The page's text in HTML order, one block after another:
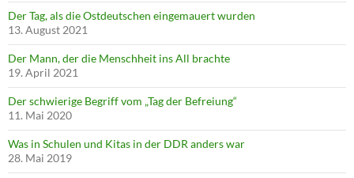
Der Tag, als die Ostdeutschen eingemauert wurden
13. August 2021
Der Mann, der die Menschheit ins All brachte
19. April 2021
Der schwierige Begriff vom „Tag der Befreiung“
11. Mai 2020
Was in Schulen und Kitas in der DDR anders war
28. Mai 2019